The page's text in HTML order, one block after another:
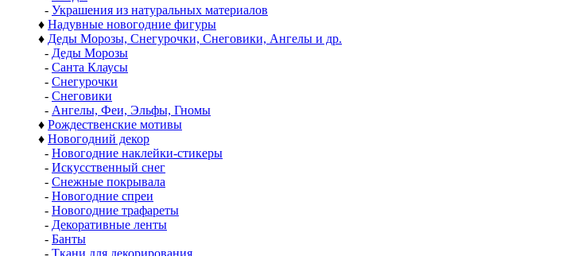
- Украшения из натуральных материалов
♦ Надувные новогодние фигуры
♦ Деды Морозы, Снегурочки, Снеговики, Ангелы и др.
- Деды Морозы
- Санта Клаусы
- Снегурочки
- Снеговики
- Ангелы, Феи, Эльфы, Гномы
♦ Рождественские мотивы
♦ Новогодний декор
- Новогодние наклейки-стикеры
- Искусственный снег
- Снежные покрывала
- Новогодние спреи
- Новогодние трафареты
- Декоративные ленты
- Банты
- Ткани для декорирования